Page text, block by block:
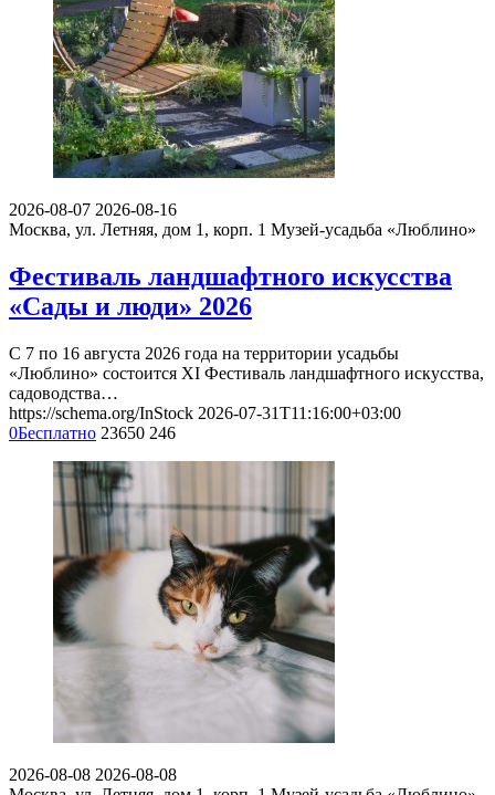
2026-08-07 2026-08-16
Москва, ул. Летняя, дом 1, корп. 1 Музей-усадьба «Люблино»
Фестиваль ландшафтного искусства
«Сады и люди» 2026
С 7 по 16 августа 2026 года на территории усадьбы
«Люблино» состоится XI Фестиваль ландшафтного искусства,
садоводства…
https://schema.org/InStock 2026-07-31T11:16:00+03:00
0Бесплатно 23650 246
2026-08-08 2026-08-08